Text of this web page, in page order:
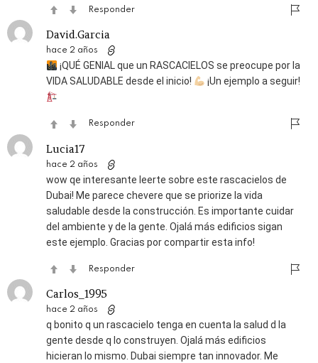
Responder
David.Garcia
hace 2 años
¡QUÉ GENIAL que un RASCACIELOS se preocupe por la
VIDA SALUDABLE desde el inicio!
¡Un ejemplo a seguir!
Responder
Lucia17
hace 2 años
wow qe interesante leerte sobre este rascacielos de
Dubai! Me parece chevere que se priorize la vida
saludable desde la construcción. Es importante cuidar
del ambiente y de la gente. Ojalá más edificios sigan
este ejemplo. Gracias por compartir esta info!
Responder
Carlos_1995
hace 2 años
q bonito q un rascacielo tenga en cuenta la salud d la
gente desde q lo construyen. Ojalá más edificios
hicieran lo mismo. Dubai siempre tan innovador. Me